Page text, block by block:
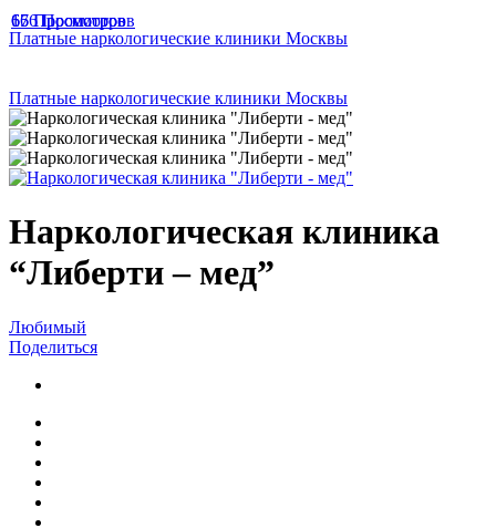
Платные наркологические клиники Москвы
Платные наркологические клиники Москвы
Наркологическая клиника
“Либерти – мед”
Любимый
Поделиться
166 Просмотров
67 Просмотров
65 Просмотров